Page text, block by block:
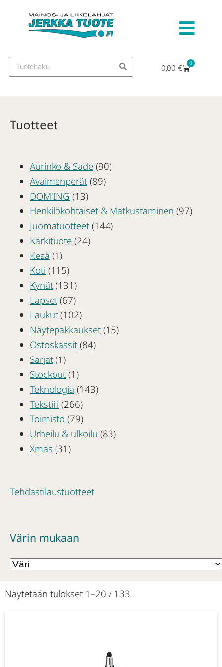
0,00 € 0
Tuotteet
Aurinko & Sade (90)
Avaimenperät (89)
DOM'ING (13)
Henkilökohtaiset & Matkustaminen (97)
Juomatuotteet (144)
Kärkituote (24)
Kesä (1)
Koti (115)
Kynät (131)
Lapset (67)
Laukut (102)
Näytepakkaukset (15)
Ostoskassit (84)
Sarjat (1)
Stockout (1)
Teknologia (143)
Tekstiili (266)
Toimisto (79)
Urheilu & ulkoilu (83)
Xmas (31)
Tehdastilaustuotteet
Värin mukaan
Näytetään tulokset 1–20 / 133